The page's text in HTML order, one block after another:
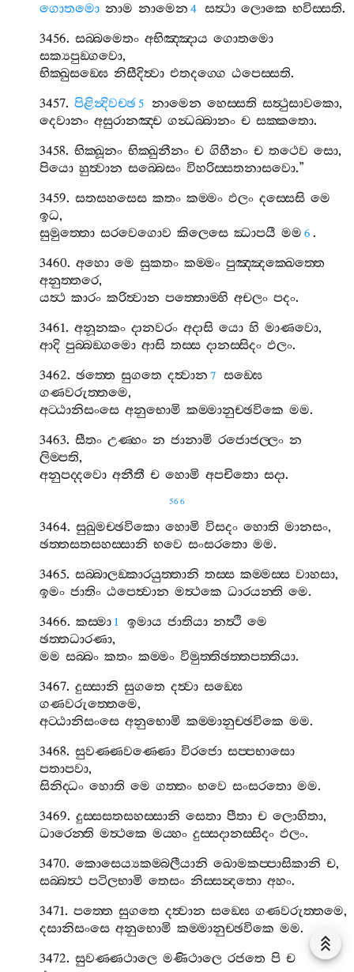
ගොතමො නාම නාමෙන 4 සත්‍ථා ලොකෙ භවිස‍්සති.
3456.සබ‍්බමෙතං අභිඤ‍්ඤාය ගොතමො
සක්‍යපුඞ‍්ගවො,
භික‍්ඛුසඞ‍්ඝෙ නිසීදිත්‍වා එතදග‍්ගෙ ඨපෙස‍්සති.
3457.පිළින්‍දිවච‍්ඡ 5 නාමෙන හෙස‍්සති සත්‍ථුසාවකො,
දෙවානං අසුරානඤ‍්ච ගන්‍ධබ‍්බානං ච සක‍්කතො.
3458.භික‍්ඛූනං භික‍්ඛුනීනං ච ගිහීනං ච තථෙව සො,
පියො හුත්‍වාන සබ‍්බෙසං විහරිස‍්සතනාසවො.”
3459.සතසහසෙස කතං කම‍්මං ඵලං දස‍්සෙසි මෙ
ඉධ,
සුමුත‍්තො සරවෙගොව කිලෙසෙ ඣාපයී මම 6 .
3460.අහො මෙ සුකතං කම‍්මං පුඤ‍්ඤක‍්ඛෙත‍්තෙ
අනුත‍්තරෙ,
යත්‍ථ කාරං කරිත්‍වාන පත‍්තොම‍්හි අචලං පදං.
3461.අනූනකං දානවරං අදාසි යො හි මාණවො,
ආදි පුබ‍්බඞ‍්ගමො ආසි තස‍්ස දානස‍්සිදං ඵලං.
3462.ඡත‍්තෙ සුගතෙ දත්‍වාන 7
සඞ‍්ඝෙ
ගණවරුත‍්තමෙ,
අට‍්ඨානිසංසෙ අනුභොමි කම‍්මානුච‍්ඡවිකෙ මම.
3463.සීතං උණ‍්හං න ජානාමි රජොජල‍්ලං න
ලිම‍්පති,
අනුපද‍්දවො අනීතී ච හොමි අපචිතො සදා.
566
3464.සුඛුමච‍්ඡවිකො හොමි විසදං හොති මානසං,
ඡත‍්තසතසහස‍්සානි භවෙ සංසරතො මම.
3465.සබ‍්බාලඞ‍්කාරයුත‍්තානි තස‍්ස කම‍්මස‍්ස වාහසා,
ඉමං ජාතිං ඨපෙත්‍වාන මත්‍ථකෙ ධාරයන‍්ති මෙ.
3466.කස‍්මා 1 ඉමාය ජාතියා නත්‍ථි මෙ
ඡත‍්තධාරණා,
මම සබ‍්බං කතං කම‍්මං විමුත‍්තිඡත‍්තපත‍්තියා.
3467.දුස‍්සානි සුගතෙ දත්‍වා සඞ‍්ඝෙ
ගණවරුත‍්තෙමෙ,
අට‍්ඨානිසංසෙ අනුභොමි කම‍්මානුච‍්ඡවිකෙ මම.
3468.සුවණ‍්ණවණ‍්ණො විරජො සප‍්පභාසො
පතාපවා,
සිනිද‍්ධං හොති මෙ ගත‍්තං භවෙ සංසරතො මම.
3469.දුස‍්සසතසහස‍්සානි සෙතා පීතා ච ලොහිතා,
ධාරෙන‍්ති මත්‍ථකෙ මය‍්හං දුස‍්සදානස‍්සිදං ඵලං.
3470.කොසෙය්‍යකම‍්බලීයානි ඛොමකප‍්පාසිකානි ච,
සබ‍්බත්‍ථ පටිලභාමි තෙසං නිස‍්සන්‍දතො අහං.
3471.පත‍්තෙ සුගතෙ දත්‍වාන සඞ‍්ඝෙ ගණවරුත‍්තමෙ,
දසානිසංසෙ අනුභොමි කම‍්මානුච‍්ඡවිකෙ මම.
3472.සුවණ‍්ණථාලෙ මණිථාලෙ රජතෙ පි ච